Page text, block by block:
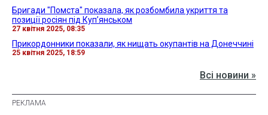
Бригади "Помста" показала, як розбомбила укриття та
позиції росіян під Куп’янськом
27 квітня 2025, 08:35
Прикордонники показали, як нищать окупантів на Донеччині
25 квітня 2025, 18:59
Всі новини »